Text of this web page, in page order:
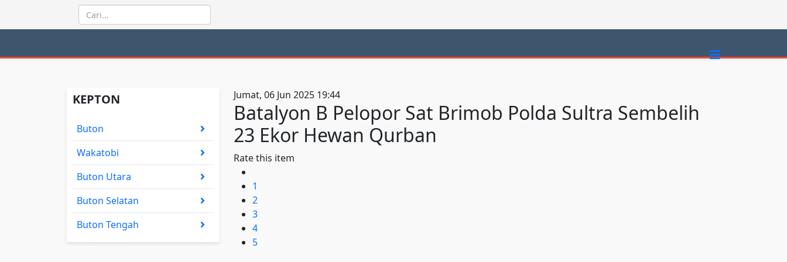
KEPTON
Buton
Wakatobi
Buton Utara
Buton Selatan
Buton Tengah
Jumat, 06 Jun 2025 19:44
Batalyon B Pelopor Sat Brimob Polda Sultra Sembelih
23 Ekor Hewan Qurban
Rate this item
1
2
3
4
5